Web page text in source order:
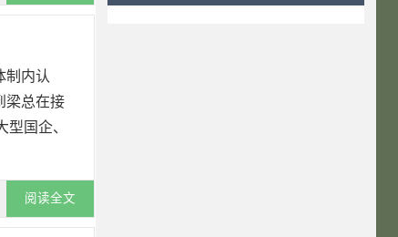
制内认
梁总在接
国企、
阅读全文